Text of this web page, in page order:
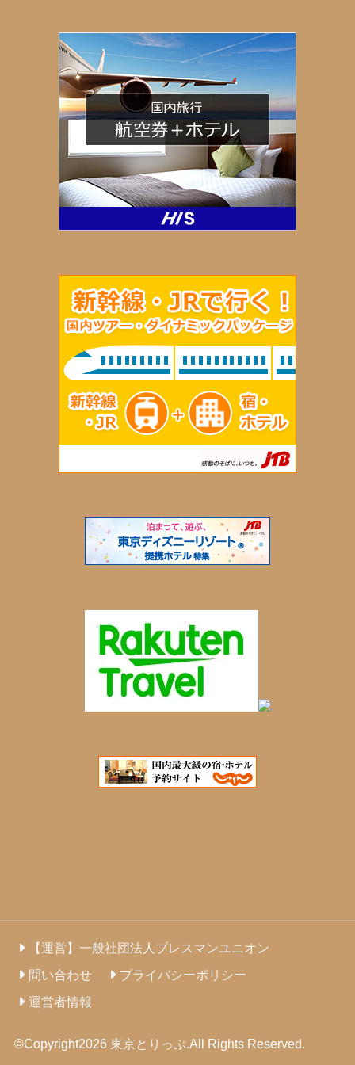
【運営】一般社団法人プレスマンユニオン
問い合わせ
プライバシーポリシー
運営者情報
©Copyright2026 東京とりっぷ.All Rights Reserved.